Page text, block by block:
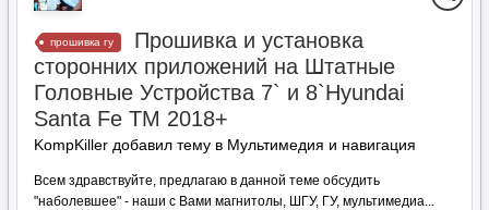
прошивка гу
Прошивка и установка
сторонних приложений на Штатные
Головные Устройства 7` и 8`Hyundai
Santa Fe TM 2018+
KompKiller добавил тему в Мультимедия и навигация
Всем здравствуйте, предлагаю в данной теме обсудить
"наболевшее" - наши с Вами магнитолы, ШГУ, ГУ, мультимедиа...